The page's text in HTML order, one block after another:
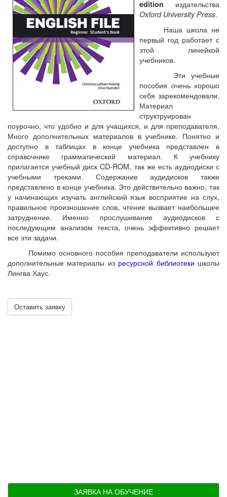
edition издательства
Oxford University Press.
Наша школа не
первый год работает с
этой линейкой
учебников.
Эти учебные
пособия очень хорошо
себя зарекомендовали.
Материал
структруирован
поурочно, что удобно и для учащихся, и для преподавателя.
Много дополнительных материалов в учебнике. Понятно и
доступно в таблицах в конце учебника представлен в
справочнике грамматический материал. К учебнику
прилагается учебный диск CD-ROM, так же есть аудиодиски с
учебными треками. Содержание аудидисков также
представлено в конце учебника. Это действительно важно, так
у начинающих изучать английский язык восприятие на слух,
правильное произношение слов, чтение вызвает наибольшее
затруднение. Именно прослушивание аудиодисков с
последующим анализом текста, очень эффективно решает
все эти задачи.
Помимо основного пособия преподаватели используют
дополнительные материалы из ресурсной библиотеки школы
Лингва Хаус.
Оставить заявку
ЗАЯВКА НА ОБУЧЕНИЕ